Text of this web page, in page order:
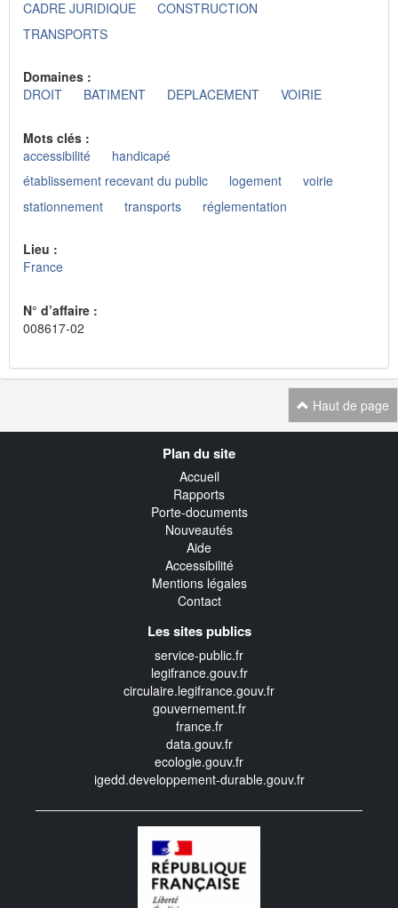
CADRE JURIDIQUE
CONSTRUCTION
TRANSPORTS
Domaines :
DROIT
BATIMENT DEPLACEMENT VOIRIE
Mots clés :
accessibilité
handicapé
établissement recevant du public
logement
voirie
stationnement
transports réglementation
Lieu :
France
N° d’affaire :
008617-02
Haut de page
Plan du site
Accueil
Rapports
Porte-documents
Nouveautés
Aide
Accessibilité
Mentions légales
Contact
Les sites publics
service-public.fr
legifrance.gouv.fr
circulaire.legifrance.gouv.fr
gouvernement.fr
france.fr
data.gouv.fr
ecologie.gouv.fr
igedd.developpement-durable.gouv.fr